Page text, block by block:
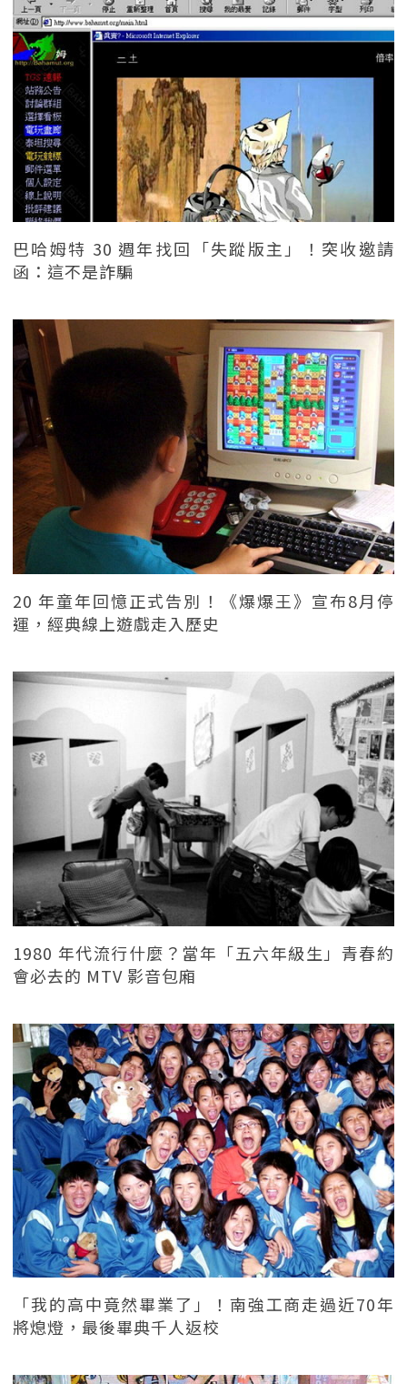
巴哈姆特 30 週年找回「失蹤版主」！突收邀請
函：這不是詐騙
20 年童年回憶正式告別！《爆爆王》宣布8月停
運，經典線上遊戲走入歷史
1980 年代流行什麼？當年「五六年級生」青春約
會必去的 MTV 影音包廂
「我的高中竟然畢業了」！南強工商走過近70年
將熄燈，最後畢典千人返校